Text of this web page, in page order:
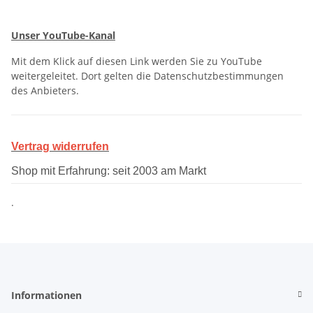
Unser YouTube-Kanal
Mit dem Klick auf diesen Link werden Sie zu YouTube
weitergeleitet. Dort gelten die Datenschutzbestimmungen
des Anbieters.
Vertrag widerrufen
Shop mit Erfahrung: seit 2003 am Markt
.
Informationen